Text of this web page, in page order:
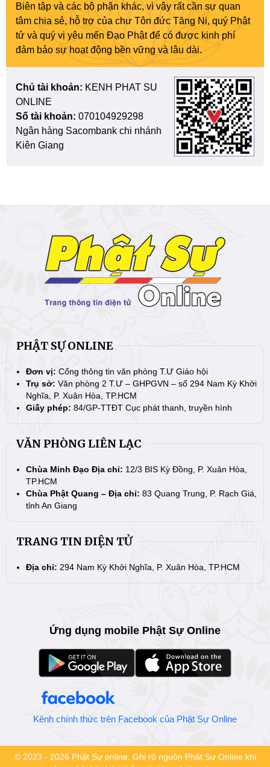
Biên tập và các bộ phận khác, vì vậy rất cần sự quan
tâm chia sẻ, hỗ trợ của chư Tôn đức Tăng Ni, quý Phật
tử và quý vị yêu mến Đạo Phật để có được kinh phí
đảm bảo sự hoạt động bền vững và lâu dài.
Chủ tài khoản: KENH PHAT SU
ONLINE
Số tài khoản: 070104929298
Ngân hàng Sacombank chi nhánh
Kiên Giang
PHẬT SỰ ONLINE
Đơn vị: Cổng thông tin văn phòng T.Ư Giáo hội
Trụ sở: Văn phòng 2 T.Ư – GHPGVN – số 294 Nam Kỳ Khởi
Nghĩa, P. Xuân Hòa, TP.HCM
Giấy phép: 84/GP-TTĐT Cục phát thanh, truyền hình
VĂN PHÒNG LIÊN LẠC
Chùa Minh Đạo Địa chỉ: 12/3 BIS Kỳ Đồng, P. Xuân Hòa,
TP.HCM
Chùa Phật Quang – Địa chỉ: 83 Quang Trung, P. Rạch Giá,
tỉnh An Giang
TRANG TIN ĐIỆN TỬ
Địa chỉ: 294 Nam Kỳ Khởi Nghĩa, P. Xuân Hòa, TP.HCM
Ứng dụng mobile Phật Sự Online
Kênh chính thức trên Facebook của Phật Sự Online
© 2023 - 2026 Phật Sự online. Ghi rõ nguồn Phật Sự Online khi